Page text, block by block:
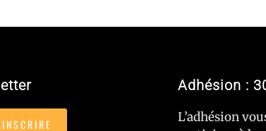
Adhésion :
L’adhésion